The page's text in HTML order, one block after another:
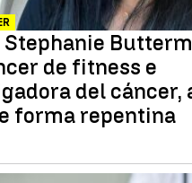
de fitness e
del cáncer,
forma repentina